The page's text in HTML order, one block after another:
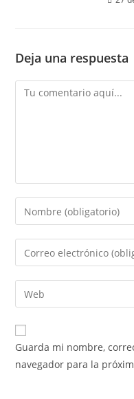
Deja una respuesta
Guarda mi nombre,
navegador para la